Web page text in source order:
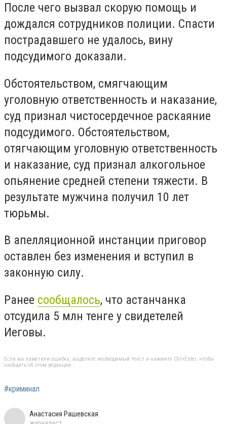
После чего вызвал скорую помощь и
дождался сотрудников полиции. Спасти
пострадавшего не удалось, вину
подсудимого доказали.
Обстоятельством, смягчающим
уголовную ответственность и наказание,
суд признал чистосердечное раскаяние
подсудимого. Обстоятельством,
отягчающим уголовную ответственность
и наказание, суд признал алкогольное
опьянение средней степени тяжести. В
результате мужчина получил 10 лет
тюрьмы.
В апелляционной инстанции приговор
оставлен без изменения и вступил в
законную силу.
Ранее сообщалось, что астанчанка
отсудила 5 млн тенге у свидетелей
Иеговы.
Если вы заметили ошибку, выделите необходимый текст и нажмите Ctrl+Enter, чтобы
сообщить об этом редакции
#криминал
Анастасия Рашевская